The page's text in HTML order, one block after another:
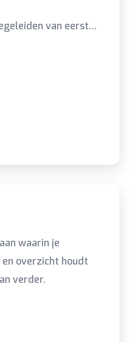
van eerste
toch? Lees dan
waarin je
overzicht houdt
verder.